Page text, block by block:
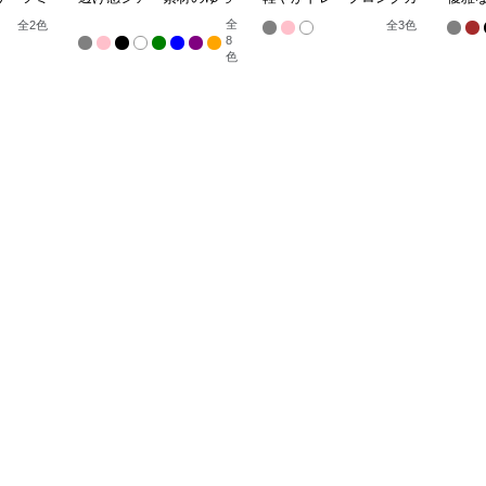
ディガ
全2色
全
8
色
全3色